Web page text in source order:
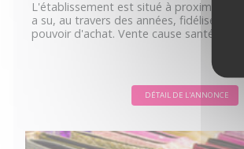
L'établissement est situé à proximité de
a su, au travers des années, fidéliser une
pouvoir d'achat. Vente cause santé.
DÉTAIL DE L'ANNONCE